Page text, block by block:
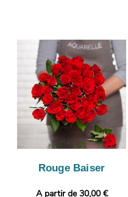
Rouge Baiser
A partir de 30,00 €